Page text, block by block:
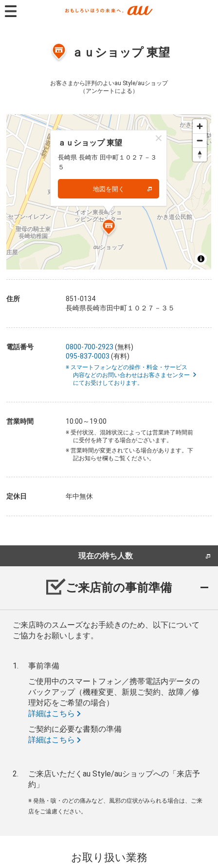
ａｕショップ 東望
お客さまから評判のよいau Style/auショップ
（アンケートによる）
ａｕショップ 東望
長崎県 長崎市 田中町１０２７－３
５
地図を開く
ａｕショップ 東望
長崎県 長崎市 田中町１０２７－３
５
地図を開く
住所
851-0134
長崎県長崎市田中町１０２７－３５
電話番号 0800-700-2923 (無料)
095-837-0003 (有料)
※ スマートフォンなどの操作・料金・サービス
内容などのお問い合わせはお客さまセンター
にてお受けしております。
営業時間 10:00～19:00
※ 受付状況、混雑状況によっては営業終了時間前
に受付を終了する場合がございます。
※ 営業時間が変更されている場合があります。下
記お知らせ欄もご覧ください。
定休日 年中無休
現在の待ち人数
ご来店前の事前準備
ご来店時のスムーズなお手続きのため、以下について
ご協力をお願いします。
事前準備
ご使用中のスマートフォン／携帯電話内データの
バックアップ（機種変更、新規ご契約、故障／修
理対応をご希望の場合）
詳細はこちら
ご契約に必要な書類の準備
詳細はこちら
ご来店いただくau Style/auショップへの「来店予
約」
※ 発熱・咳・のどの痛みなど、風邪の症状がみられる場合は、ご来
店をご遠慮ください。
お取り扱い業務